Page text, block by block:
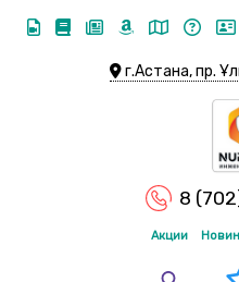
г.Астана, пр.
8
Акции